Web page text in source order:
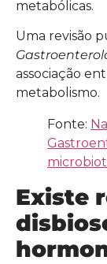
metabólicas.
Uma revisão
associação
metabolismo.
Fonte:
Existe